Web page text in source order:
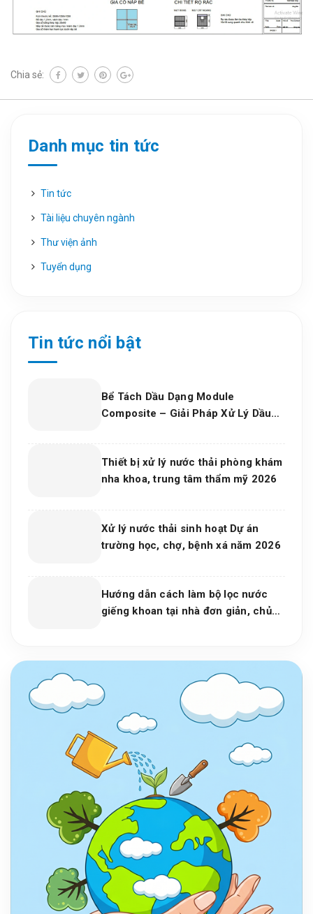
Chia sẻ:
Danh mục tin tức
Tin tức
Tài liệu chuyên ngành
Thư viện ảnh
Tuyển dụng
Tin tức nổi bật
Bể Tách Dầu Dạng Module
Composite – Giải Pháp Xử Lý Dầu
Thiết bị xử lý nước thải phòng khám
nha khoa, trung tâm thẩm mỹ 2026
Xử lý nước thải sinh hoạt Dự án
trường học, chợ, bệnh xá năm 2026
Hướng dẫn cách làm bộ lọc nước
giếng khoan tại nhà đơn giản, chủ